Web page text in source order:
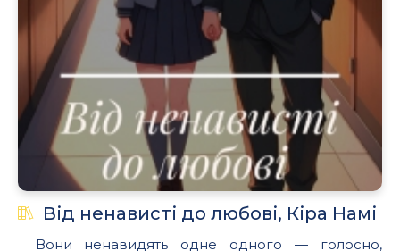
Від ненависті до любові, Кіра Намі
Вони ненавидять одне одного — голосно,